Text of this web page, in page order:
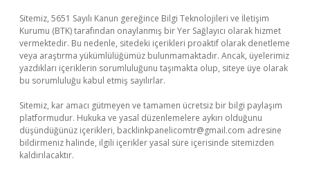
Sitemiz, 5651 Sayılı Kanun gereğince Bilgi Teknolojileri ve İletişim
Kurumu (BTK) tarafından onaylanmış bir Yer Sağlayıcı olarak hizmet
vermektedir. Bu nedenle, sitedeki içerikleri proaktif olarak denetleme
veya araştırma yükümlülüğümüz bulunmamaktadır. Ancak, üyelerimiz
yazdıkları içeriklerin sorumluluğunu taşımakta olup, siteye üye olarak
bu sorumluluğu kabul etmiş sayılırlar.
Sitemiz, kar amacı gütmeyen ve tamamen ücretsiz bir bilgi paylaşım
platformudur. Hukuka ve yasal düzenlemelere aykırı olduğunu
düşündüğünüz içerikleri, backlinkpanelicomtr@gmail.com adresine
bildirmeniz halinde, ilgili içerikler yasal süre içerisinde sitemizden
kaldırılacaktır.